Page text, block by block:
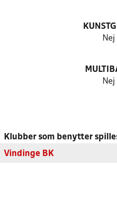
Nej
Nej
Klubber som benytter
Vindinge BK